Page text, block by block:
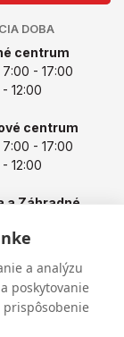
a analýzu
poskytovanie
DOBA
centrum
- 17:00
12:00
centrum
- 17:00
12:00
a Záhradné
- 17:00
12:00